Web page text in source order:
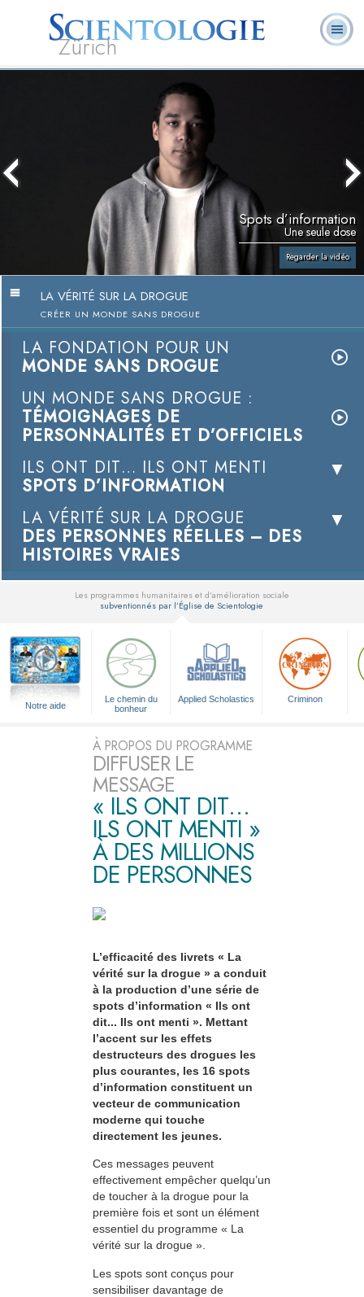
Zürich
volontaires
Spots d’information
Une seule dose
Regarder la vidéo
LA VÉRITÉ SUR LA DROGUE
CRÉER UN MONDE SANS DROGUE
LA FONDATION POUR UN
MONDE SANS DROGUE
UN MONDE SANS DROGUE :
TÉMOIGNAGES DE
PERSONNALITÉS ET D’OFFICIELS
ILS ONT DIT… ILS ONT MENTI
SPOTS D’INFORMATION
LA VÉRITÉ SUR LA DROGUE
DES PERSONNES RÉELLES – DES
HISTOIRES VRAIES
Les programmes humanitaires et d’amélioration sociale
subventionnés par l’Église de Scientologie
Notre aide
Le chemin du
bonheur
Applied Scholastics Criminon
À PROPOS DU PROGRAMME
DIFFUSER LE
MESSAGE
« ILS ONT DIT…
ILS ONT MENTI »
À DES MILLIONS
DE PERSONNES
L’efficacité des livrets « La
vérité sur la drogue » a conduit
à la production d’une série de
spots d’information « Ils ont
dit... Ils ont menti ». Mettant
l’accent sur les effets
destructeurs des drogues les
plus courantes, les 16 spots
d’information constituent un
vecteur de communication
moderne qui touche
directement les jeunes.
Ces messages peuvent
effectivement empêcher quelqu’un
de toucher à la drogue pour la
première fois et sont un élément
essentiel du programme « La
vérité sur la drogue ».
Les spots sont conçus pour
sensibiliser davantage de